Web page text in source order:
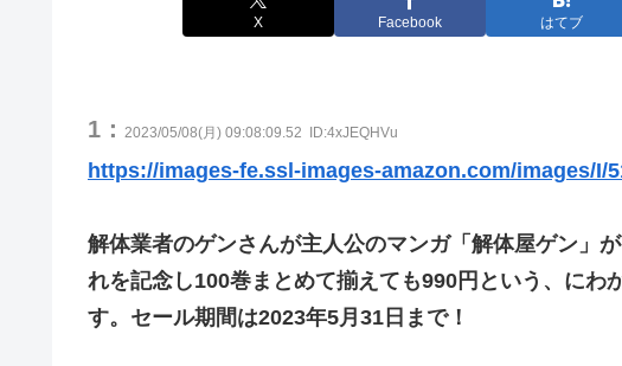
X Facebook はてブ
1： 2023/05/08(月) 09:08:09.52 ID:4xJEQHVu
https://images-fe.ssl-images-amazon.com/images/I/
解体業者のゲンさんが主人公のマンガ「解体屋ゲン」
れを記念し100巻まとめて揃えても990円という、にわ
す。セール期間は2023年5月31日まで！